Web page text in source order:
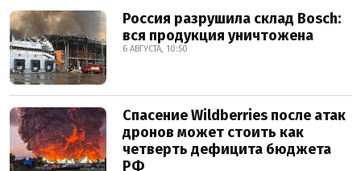
Россия разрушила склад Bosch:
вся продукция уничтожена
6 АВГУСТА, 10:50
Спасение Wildberries после атак
дронов может стоить как
четверть дефицита бюджета
РФ